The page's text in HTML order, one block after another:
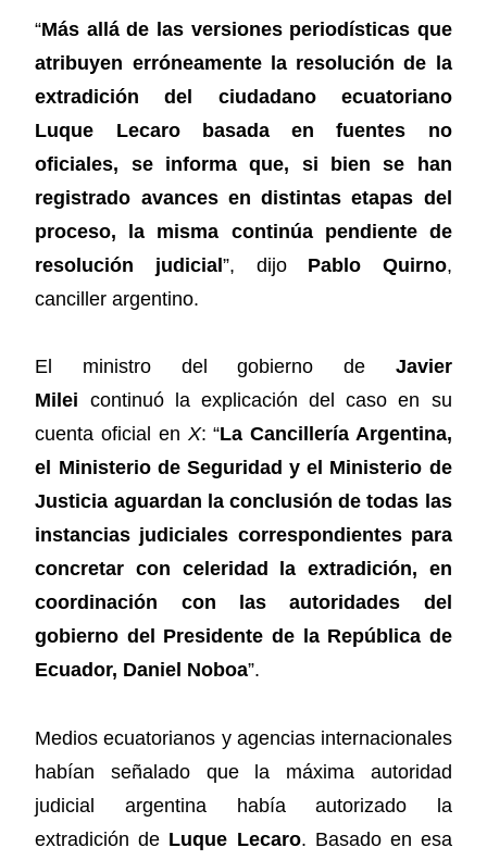
“Más allá de las versiones periodísticas que
atribuyen erróneamente la resolución de la
extradición del ciudadano ecuatoriano
Luque Lecaro basada en fuentes no
oficiales, se informa que, si bien se han
registrado avances en distintas etapas del
proceso, la misma continúa pendiente de
resolución judicial”, dijo Pablo Quirno,
canciller argentino.
El ministro del gobierno de Javier
Milei continuó la explicación del caso en su
cuenta oficial en X: “La Cancillería Argentina,
el Ministerio de Seguridad y el Ministerio de
Justicia aguardan la conclusión de todas las
instancias judiciales correspondientes para
concretar con celeridad la extradición, en
coordinación con las autoridades del
gobierno del Presidente de la República de
Ecuador, Daniel Noboa”.
Medios ecuatorianos y agencias internacionales
habían señalado que la máxima autoridad
judicial argentina había autorizado la
extradición de Luque Lecaro. Basado en esa